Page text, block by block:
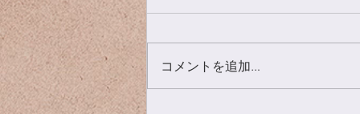
クコの実
コメントを追加…